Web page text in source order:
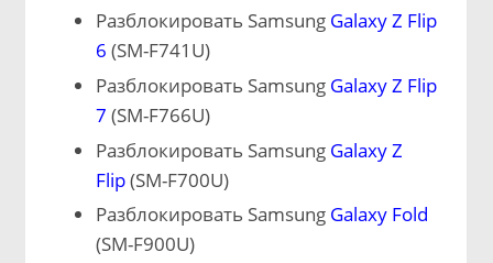
Разблокировать Samsung Galaxy Z Flip
6 (SM-F741U)
Разблокировать Samsung Galaxy Z Flip
7 (SM-F766U)
Разблокировать Samsung Galaxy Z
Flip(SM-F700U)
Разблокировать Samsung Galaxy Fold
(SM-F900U)